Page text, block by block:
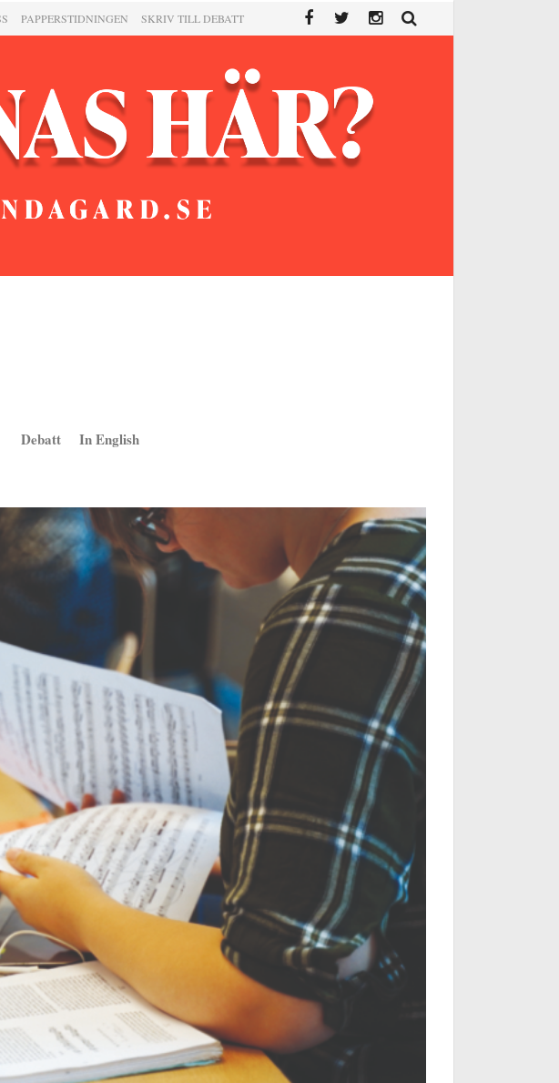
PAPPERSTIDNINGEN SKRIV TILL DEBATT
Debatt In English